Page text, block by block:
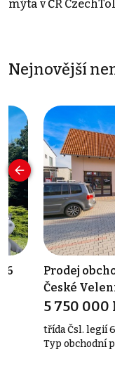
mýta v ČR
Nejnovější
Prodej
České
5 750 000
třída Čsl. legií
Typ obchodní